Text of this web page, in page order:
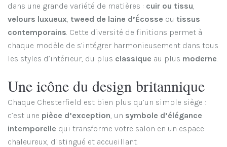
dans une grande variété de matières : cuir ou tissu
velours luxueux, tweed de laine d’Écosse ou tissus
contemporains . Cette diversité de finitions permet à
chaque modèle de s’intégrer harmonieusement dans tous
les styles d’intérieur, du plus classique au plus moderne
Une icône du design britannique
Chaque Chesterfield est bien plus qu’un simple siège :
c’est une pièce d’exception , un symbole d’élégance
intemporelle qui transforme votre salon en un espace
chaleureux, distingué et accueillant.